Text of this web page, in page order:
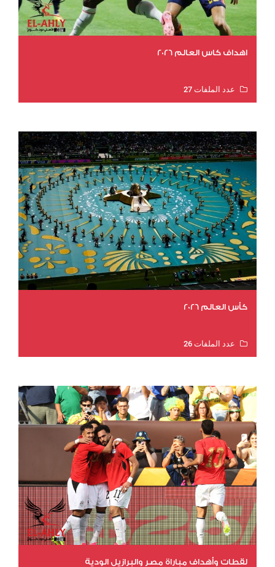
اهداف كاس العالم 2026
عدد الملفات 27
كأس العالم 2026
عدد الملفات 26
لقطات وأهداف مباراة مصر والبرازيل الودية